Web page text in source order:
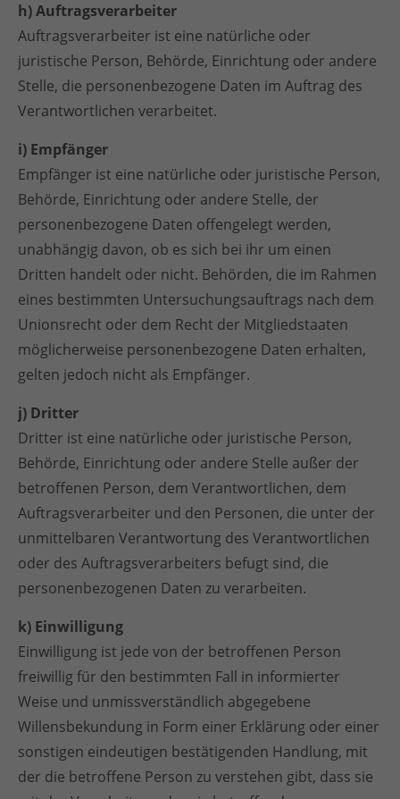
h) Auftragsverarbeiter
Auftragsverarbeiter ist eine natürliche oder
juristische Person, Behörde, Einrichtung oder andere
Stelle, die personenbezogene Daten im Auftrag des
Verantwortlichen verarbeitet.
i) Empfänger
Empfänger ist eine natürliche oder juristische Person,
Behörde, Einrichtung oder andere Stelle, der
personenbezogene Daten offengelegt werden,
unabhängig davon, ob es sich bei ihr um einen
Dritten handelt oder nicht. Behörden, die im Rahmen
eines bestimmten Untersuchungsauftrags nach dem
Unionsrecht oder dem Recht der Mitgliedstaaten
möglicherweise personenbezogene Daten erhalten,
gelten jedoch nicht als Empfänger.
j) Dritter
Dritter ist eine natürliche oder juristische Person,
Behörde, Einrichtung oder andere Stelle außer der
betroffenen Person, dem Verantwortlichen, dem
Auftragsverarbeiter und den Personen, die unter der
unmittelbaren Verantwortung des Verantwortlichen
oder des Auftragsverarbeiters befugt sind, die
personenbezogenen Daten zu verarbeiten.
k) Einwilligung
Einwilligung ist jede von der betroffenen Person
freiwillig für den bestimmten Fall in informierter
Weise und unmissverständlich abgegebene
Willensbekundung in Form einer Erklärung oder einer
sonstigen eindeutigen bestätigenden Handlung, mit
der die betroffene Person zu verstehen gibt, dass sie